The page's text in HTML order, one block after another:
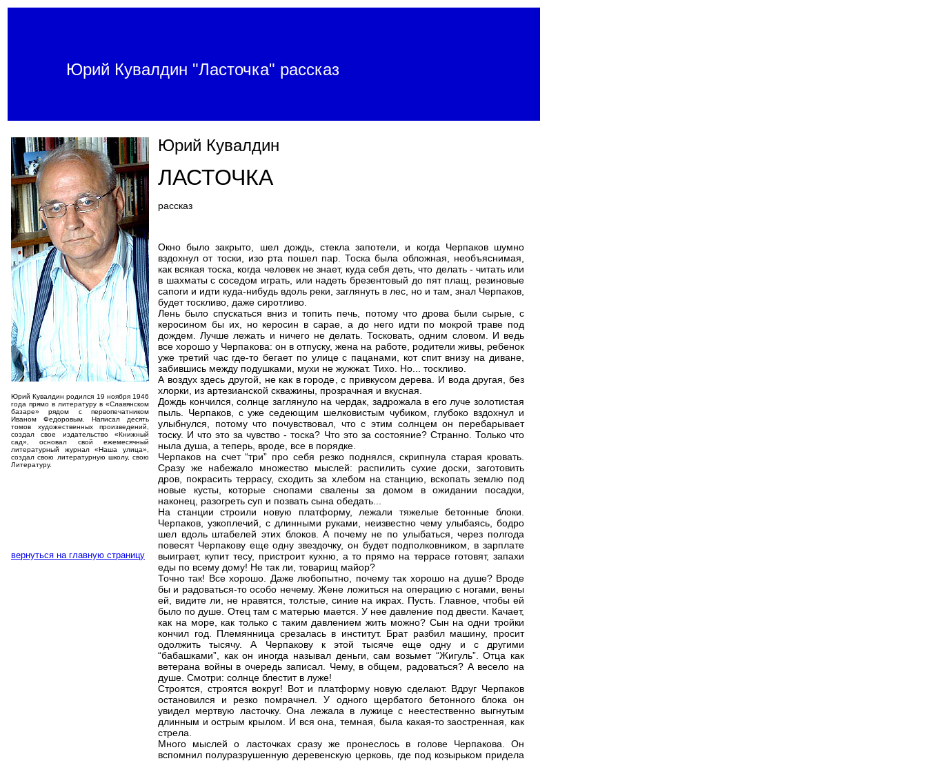
Юрий Кувалдин "Ласточка" рассказ
Юрий Кувалдин родился 19 ноября 1946
года прямо в литературу в «Славянском
базаре» рядом с первопечатником
Иваном Федоровым. Написал десять
томов художественных произведений,
создал свое издательство «Книжный
сад», основал свой ежемесячный
литературный журнал «Наша улица»,
создал свою литературную школу, свою
Литературу.
вернуться на главную страницу
Юрий Кувалдин
ЛАСТОЧКА
рассказ
Окно было закрыто, шел дождь, стекла запотели, и когда Черпаков шумно
вздохнул от тоски, изо рта пошел пар. Тоска была обложная, необъяснимая,
как всякая тоска, когда человек не знает, куда себя деть, что делать - читать или
в шахматы с соседом играть, или надеть брезентовый до пят плащ, резиновые
сапоги и идти куда-нибудь вдоль реки, заглянуть в лес, но и там, знал Черпаков,
будет тоскливо, даже сиротливо.
Лень было спускаться вниз и топить печь, потому что дрова были сырые, с
керосином бы их, но керосин в сарае, а до него идти по мокрой траве под
дождем. Лучше лежать и ничего не делать. Тосковать, одним словом. И ведь
все хорошо у Черпакова: он в отпуску, жена на работе, родители живы, ребенок
уже третий час где-то бегает по улице с пацанами, кот спит внизу на диване,
забившись между подушками, мухи не жужжат. Тихо. Но... тоскливо.
А воздух здесь другой, не как в городе, с привкусом дерева. И вода другая, без
хлорки, из артезианской скважины, прозрачная и вкусная.
Дождь кончился, солнце заглянуло на чердак, задрожала в его луче золотистая
пыль. Черпаков, с уже седеющим шелковистым чубиком, глубоко вздохнул и
улыбнулся, потому что почувствовал, что с этим солнцем он перебарывает
тоску. И что это за чувство - тоска? Что это за состояние? Странно. Только что
ныла душа, а теперь, вроде, все в порядке.
Черпаков на счет “три” про себя резко поднялся, скрипнула старая кровать.
Сразу же набежало множество мыслей: распилить сухие доски, заготовить
дров, покрасить террасу, сходить за хлебом на станцию, вскопать землю под
новые кусты, которые снопами свалены за домом в ожидании посадки,
наконец, разогреть суп и позвать сына обедать...
На станции строили новую платформу, лежали тяжелые бетонные блоки.
Черпаков, узкоплечий, с длинными руками, неизвестно чему улыбаясь, бодро
шел вдоль штабелей этих блоков. А почему не по улыбаться, через полгода
повесят Черпакову еще одну звездочку, он будет подполковником, в зарплате
выиграет, купит тесу, пристроит кухню, а то прямо на террасе готовят, запахи
еды по всему дому! Не так ли, товарищ майор?
Точно так! Все хорошо. Даже любопытно, почему так хорошо на душе? Вроде
бы и радоваться-то особо нечему. Жене ложиться на операцию с ногами, вены
ей, видите ли, не нравятся, толстые, синие на икрах. Пусть. Главное, чтобы ей
было по душе. Отец там с матерью мается. У нее давление под двести. Качает,
как на море, как только с таким давлением жить можно? Сын на одни тройки
кончил год. Племянница срезалась в институт. Брат разбил машину, просит
одолжить тысячу. А Черпакову к этой тысяче еще одну и с другими
“бабашками”, как он иногда называл деньги, сам возьмет “Жигуль”. Отца как
ветерана войны в очередь записал. Чему, в общем, радоваться? А весело на
душе. Смотри: солнце блестит в луже!
Строятся, строятся вокруг! Вот и платформу новую сделают. Вдруг Черпаков
остановился и резко помрачнел. У одного щербатого бетонного блока он
увидел мертвую ласточку. Она лежала в лужице с неестественно выгнутым
длинным и острым крылом. И вся она, темная, была какая-то заостренная, как
стрела.
Много мыслей о ласточках сразу же пронеслось в голове Черпакова. Он
вспомнил полуразрушенную деревенскую церковь, где под козырьком придела